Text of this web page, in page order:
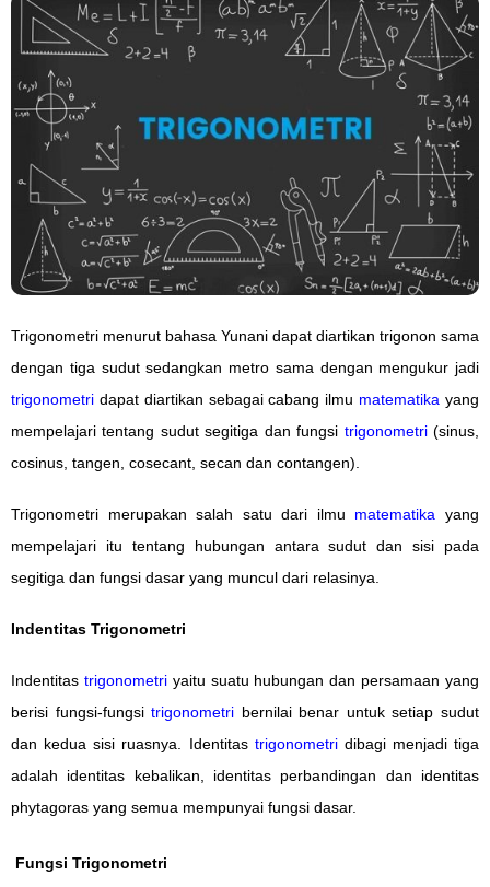
Trigonometri menurut bahasa Yunani dapat diartikan trigonon sama
dengan tiga sudut sedangkan metro sama dengan mengukur jadi
trigonometri dapat diartikan sebagai cabang ilmu matematika yang
mempelajari tentang sudut segitiga dan fungsi trigonometri(sinus,
cosinus, tangen, cosecant, secan dan contangen).
Trigonometri merupakan salah satu dari ilmu matematika yang
mempelajari itu tentang hubungan antara sudut dan sisi pada
segitiga dan fungsi dasar yang muncul dari relasinya.
Indentitas Trigonometri
Indentitas trigonometriyaitu suatu hubungan dan persamaan yang
berisi fungsi-fungsitrigonometri bernilai benar untuk setiap sudut
dan kedua sisi ruasnya. Identitas trigonometridibagi menjadi tiga
adalah identitas kebalikan, identitas perbandingan dan identitas
phytagoras yang semua mempunyai fungsi dasar.
Fungsi Trigonometri